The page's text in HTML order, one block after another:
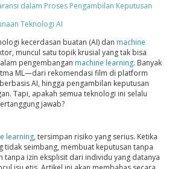
dalam Proses Pengambilan Keputusan
Teknologi AI
kecerdasan buatan (AI) dan machine
muncul satu topik krusial yang tak bisa
pengembangan machine learning. Banyak
ML—dari rekomendasi film di platform
AI, hingga pengambilan keputusan
Tapi, apakah semua teknologi ini selalu
jawab?
learning, tersimpan risiko yang serius. Ketika
tidak seimbang, membuat keputusan tanpa
tanpa izin eksplisit dari individu yang datanya